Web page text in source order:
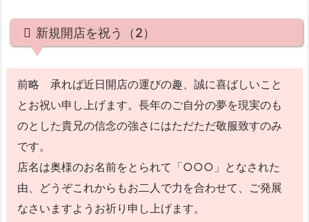
新規開店を祝う（2）
前略 承れば近日開店の運びの趣、誠に喜ばしいこと
とお祝い申し上げます。長年のご自分の夢を現実のも
のとした貴兄の信念の強さにはただただ敬服致すのみ
です。
店名は奥様のお名前をとられて「○○○」となされた
由、どうぞこれからもお二人で力を合わせて、ご発展
なさいますようお祈り申し上げます。